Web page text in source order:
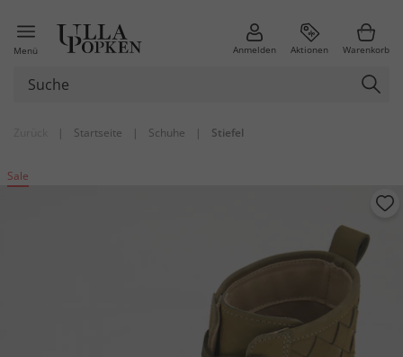
Menü Anmelden Aktionen Warenkorb
| Startseite | Schuhe | Stiefel
Sale